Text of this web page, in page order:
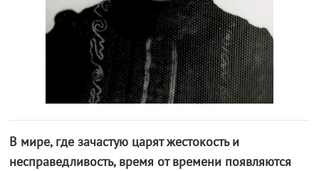
В мире, где зачастую царят жестокость и
несправедливость, время от времени появляются